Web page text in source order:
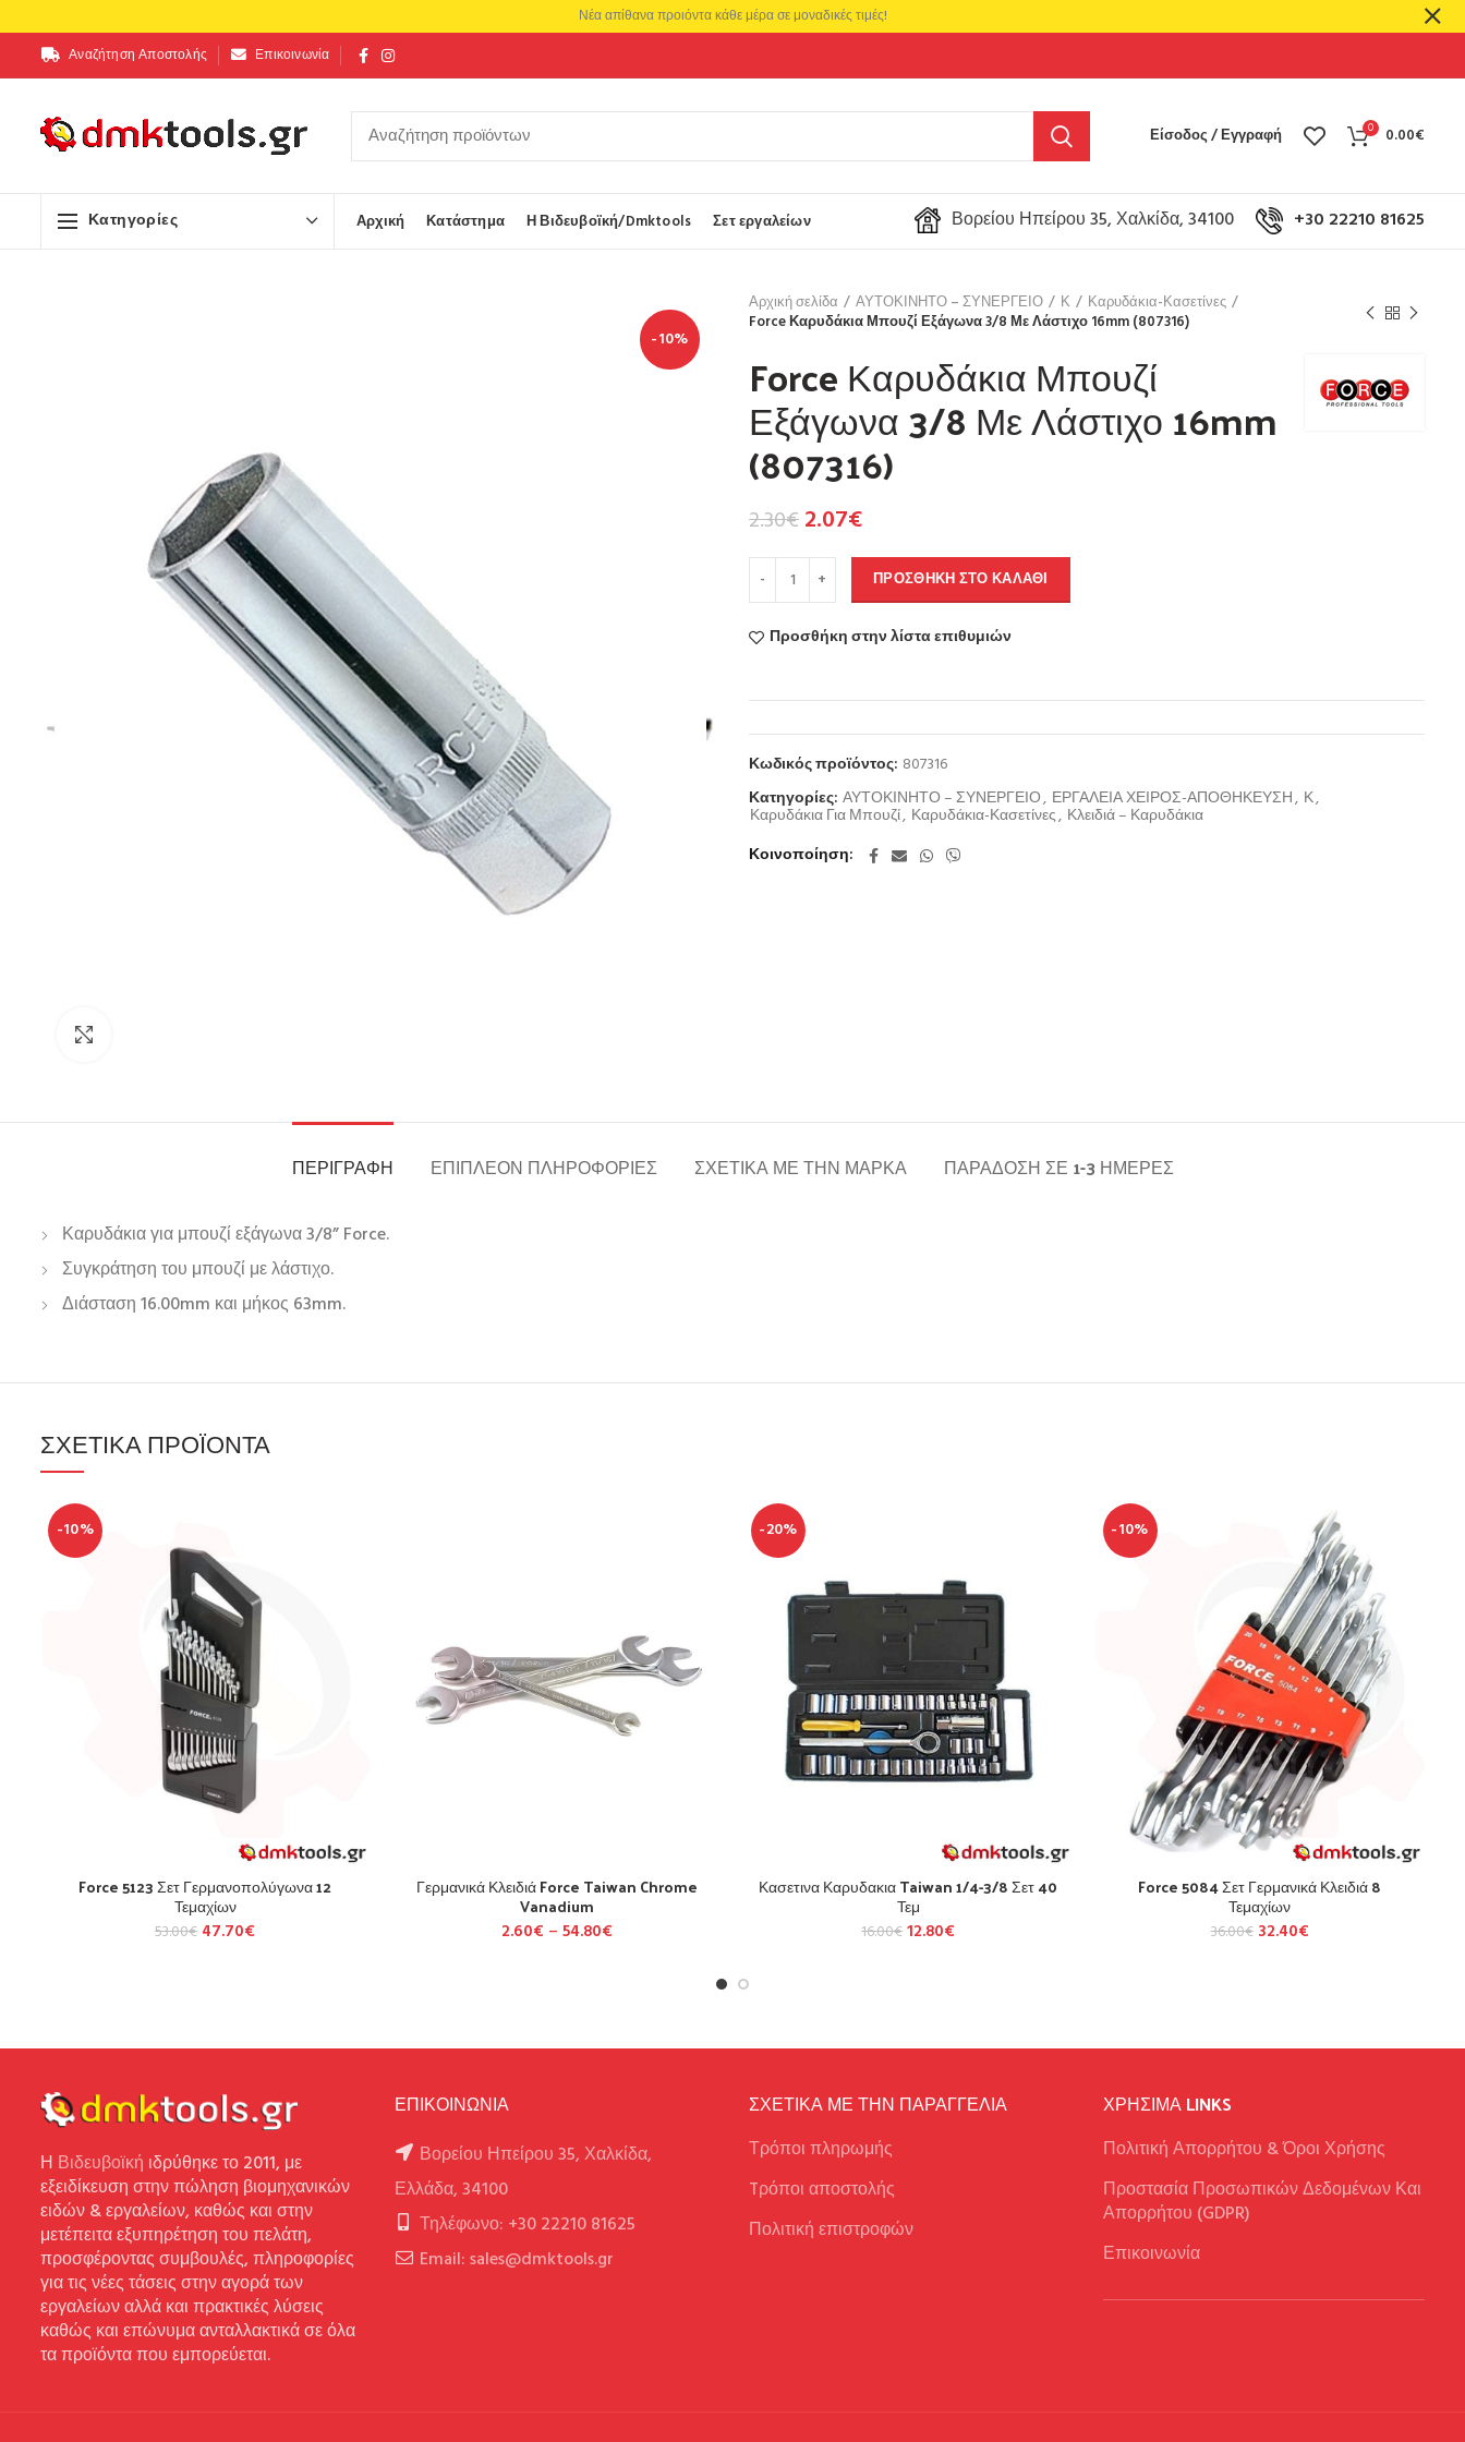
Αναζήτηση Αποστολής Επικοινωνία
Είσοδος / Εγγραφή 0 0.00€
Κατηγορίες Αρχική Κατάστημα Η Βιδευβοϊκή/Dmktools Σετ εργαλείων Βορείου Ηπείρου 35, Χαλκίδα, 34100 +30 22210 81625
-10%
Αρχική σελίδα ΑΥΤΟΚΙΝΗΤΟ – ΣΥΝΕΡΓΕΙΟ Κ
Καρυδάκια-Κασετίνες
Force Καρυδάκια Μπουζί Εξάγωνα 3/8 Με Λάστιχο 16mm (807316)
Force Καρυδάκια Μπουζί
Εξάγωνα 3/8 Με Λάστιχο 16mm
(807316)
2.30€2.07€
ΠΡΟΣΘΉΚΗ ΣΤΟ ΚΑΛΆΘΙ
Προσθήκη στην λίστα επιθυμιών
Κωδικός προϊόντος: 807316
Κατηγορίες: ΑΥΤΟΚΙΝΗΤΟ – ΣΥΝΕΡΓΕΙΟ, ΕΡΓΑΛΕΙΑ ΧΕΙΡΟΣ-ΑΠΟΘΗΚΕΥΣΗ, Κ,
Καρυδάκια Για Μπουζί, Καρυδάκια-Κασετίνες, Κλειδιά – Καρυδάκια
Κοινοποίηση
ΠΕΡΙΓΡΑΦΉ ΕΠΙΠΛΈΟΝ ΠΛΗΡΟΦΟΡΊΕΣ ΣΧΕΤΙΚΆ ΜΕ ΤΗΝ ΜΆΡΚΑ ΠΑΡΆΔΟΣΗ ΣΕ 1-3 ΗΜΈΡΕΣ
Καρυδάκια για μπουζί εξάγωνα 3/8” Force.
Συγκράτηση του μπουζί με λάστιχο.
Διάσταση 16.00mm και μήκος 63mm.
ΣΧΕΤΙΚΆ ΠΡΟΪΌΝΤΑ
-10%
Force 5123 Σετ Γερμανοπολύγωνα 12
Τεμαχίων
53.00€ 47.70€
Γερμανικά Κλειδιά Force Taiwan Chrome
Vanadium
2.60€ – 54.80€
-20%
Κασετινα Καρυδακια Taiwan 1/4-3/8 Σετ 40
Τεμ
16.00€ 12.80€
-10%
Force 5084 Σετ Γερμανικά Κλειδιά 8
Τεμαχίων
36.00€ 32.40€
Η Βιδευβοϊκή ιδρύθηκε το 2011, με
εξειδίκευση στην πώληση βιομηχανικών
ειδών & εργαλείων, καθώς και στην
μετέπειτα εξυπηρέτηση του πελάτη,
προσφέροντας συμβουλές, πληροφορίες
για τις νέες τάσεις στην αγορά των
εργαλείων αλλά και πρακτικές λύσεις
καθώς και επώνυμα ανταλλακτικά σε όλα
τα προϊόντα που εμπορεύεται.
ΕΠΙΚΟΙΝΩΝΙΑ
Βορείου Ηπείρου 35, Χαλκίδα,
Ελλάδα, 34100
Τηλέφωνο: +30 22210 81625
Email: sales@dmktools.gr
ΣΧΕΤΙΚΑ ΜΕ ΤΗΝ ΠΑΡΑΓΓΕΛΙΑ
Τρόποι πληρωμής
Tρόποι αποστολής
Πολιτική επιστροφών
ΧΡΉΣΙΜΑ LINKS
Πολιτική Απορρήτου & Όροι Χρήσης
Προστασία Προσωπικών Δεδομένων Και
Απορρήτου (GDPR)
Επικοινωνία
Νέα απίθανα προιόντα κάθε μέρα σε μοναδικές τιμές!